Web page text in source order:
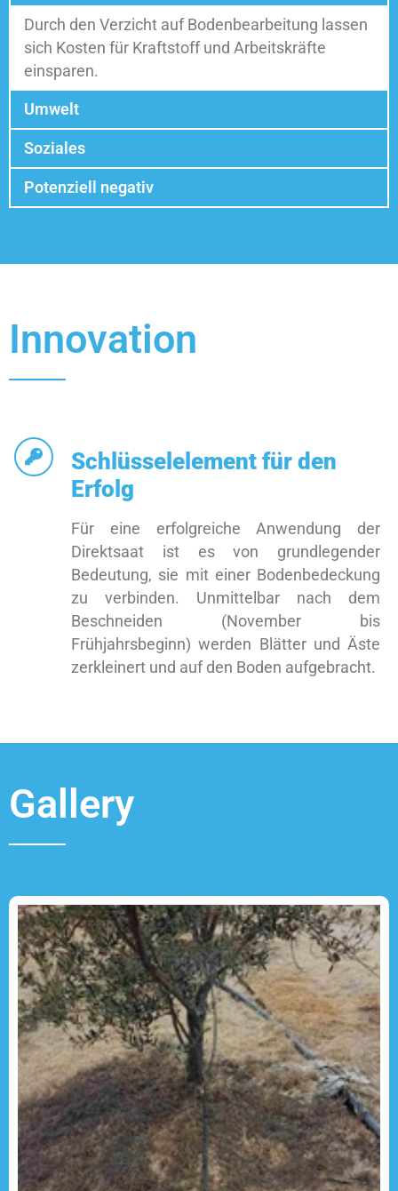
Durch den Verzicht auf Bodenbearbeitung lassen
sich Kosten für Kraftstoff und Arbeitskräfte
einsparen.
Umwelt
Soziales
Potenziell negativ
Innovation
Schlüsselelement für den
Erfolg
Für eine erfolgreiche Anwendung der
Direktsaat ist es von grundlegender
Bedeutung, sie mit einer Bodenbedeckung
zu verbinden. Unmittelbar nach dem
Beschneiden (November bis
Frühjahrsbeginn) werden Blätter und Äste
zerkleinert und auf den Boden aufgebracht.
Gallery